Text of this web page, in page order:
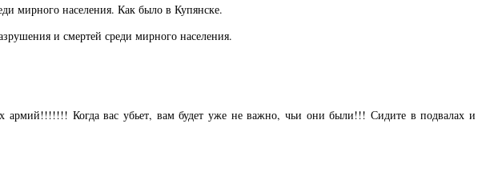
мирного населения. Как было в Купянске.
и смертей среди мирного населения.
армий!!!!!!! Когда вас убьет, вам будет уже не важно, чьи они были!!! Сидите в подвалах и